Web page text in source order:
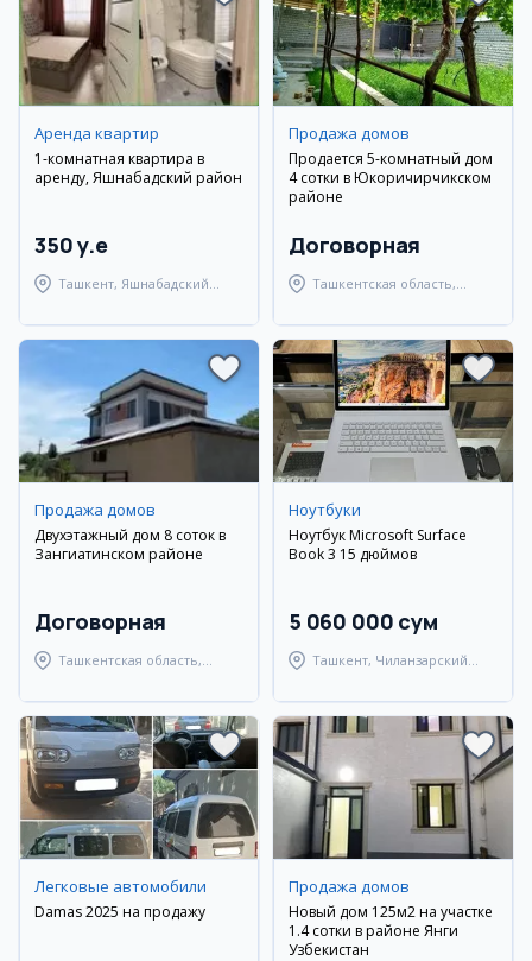
Аренда квартир
1-комнатная квартира в
аренду, Яшнабадский район
350 y.e
Ташкент, Яшнабадский
Продажа домов
Продается 5-комнатный дом
4 сотки в Юкоричирчикском
районе
Договорная
Ташкентская область,
Продажа домов
Двухэтажный дом 8 соток в
Зангиатинском районе
Договорная
Ташкентская область,
Ноутбуки
Ноутбук Microsoft Surface
Book 3 15 дюймов
5 060 000 сум
Ташкент, Чиланзарский
Легковые автомобили
Damas 2025 на продажу
Продажа домов
Новый дом 125м2 на участке
1.4 сотки в районе Янги
Узбекистан